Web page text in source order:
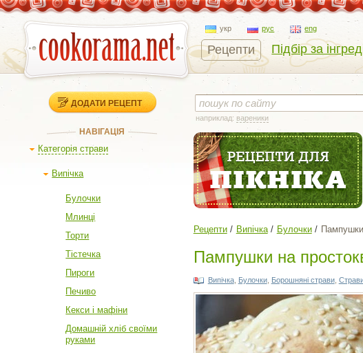
укр рус eng
Рецепти Підбір за
ДОДАТИ РЕЦЕПТ
НАВІГАЦІЯ
Категорія страви
Випічка
Булочки
Млинці
Торти
Тістечка
Пироги
Печиво
Кекси і мафіни
Домашній хліб своїми
руками
наприклад: вареники
Рецепти Випічка Булочки
Пампушки на
Випічка, Булочки, Борошняні страви,